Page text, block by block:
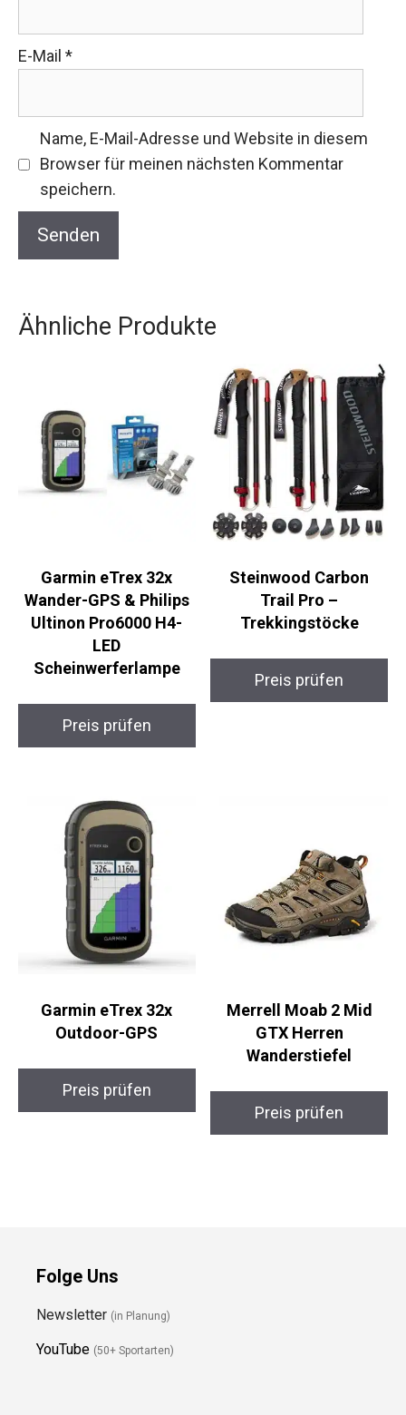
E-Mail *
Name, E-Mail-Adresse und Website in diesem
Browser für meinen nächsten Kommentar
speichern.
Ähnliche Produkte
Garmin eTrex 32x
Wander-GPS & Philips
Ultinon Pro6000 H4-
LED
Scheinwerferlampe
Preis prüfen
Steinwood Carbon
Trail Pro –
Trekkingstöcke
Preis prüfen
Garmin eTrex 32x
Outdoor-GPS
Preis prüfen
Merrell Moab 2 Mid
GTX Herren
Wanderstiefel
Preis prüfen
Folge Uns
Newsletter (in Planung)
YouTube (50+ Sportarten)